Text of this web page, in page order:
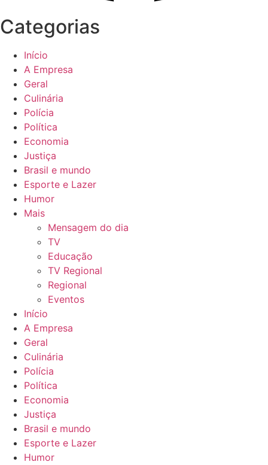
Categorias
Início
A Empresa
Geral
Culinária
Polícia
Política
Economia
Justiça
Brasil e mundo
Esporte e Lazer
Humor
Mais
Mensagem do dia
TV
Educação
TV Regional
Regional
Eventos
Início
A Empresa
Geral
Culinária
Polícia
Política
Economia
Justiça
Brasil e mundo
Esporte e Lazer
Humor